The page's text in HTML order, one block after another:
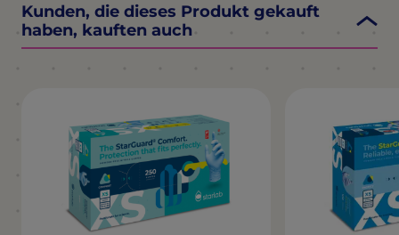
Kunden, die dieses Produkt gekauft
haben, kauften auch